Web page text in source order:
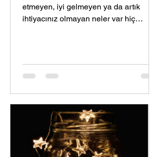
etmeyen, iyi gelmeyen ya da artık
ihtiyacınız olmayan neler var hiç